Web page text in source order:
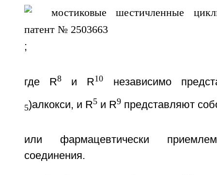
;
где R8и R10 независимо
5)алкокси, и R5и R9представляют
или фармацевтически
соединения.